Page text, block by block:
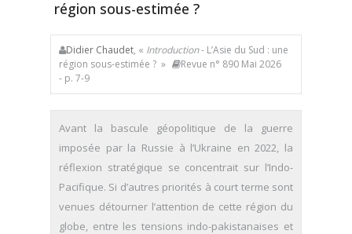
région sous-estimée ?
Didier Chaudet, « Introduction- L’Asie du Sud : une
région sous-estimée ? »
Revue n° 890 Mai 2026
- p. 7-9
Avant la bascule géopolitique de la guerre
imposée par la Russie à l’Ukraine en 2022, la
réflexion stratégique se concentrait sur l’Indo-
Pacifique. Si d’autres priorités à court terme sont
venues détourner l’attention de cette région du
globe, entre les tensions indo-pakistanaises et